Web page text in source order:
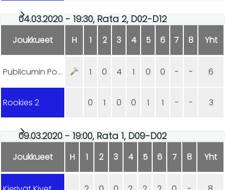
04.03.2020 - 19:30, Rata 2, D02-D12
Joukkueet H 1 2 3 4 5 6 7 8 Yht
Publicumin Ponnistus 1 0 4 1 0 0 - - 6
Rookies 2 0 1 0 0 1 1 - - 3
09.03.2020 - 19:00, Rata 1, D09-D02
Joukkueet H 1 2 3 4 5 6 7 8 Yht